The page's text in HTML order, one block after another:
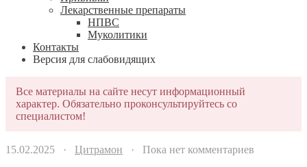
Лекарственные препараты
НПВС
Муколитики
Контакты
Версия для слабовидящих
Все материалы на сайте несут информационный
характер. Обязательно проконсультируйтесь со
специалистом!
15.02.2025 · Цитрамон · Пока нет комментариев